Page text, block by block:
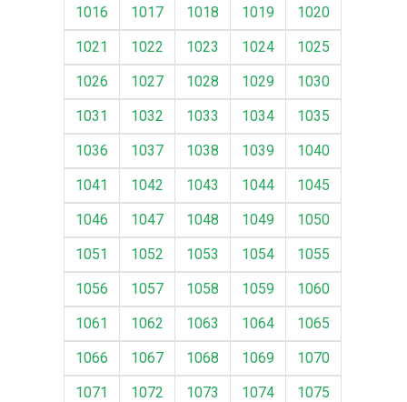
1016
1017 1018 1019
1020
1021
1022 1023 1024
1025
1026
1027 1028 1029
1030
1031
1032 1033 1034
1035
1036
1037 1038 1039
1040
1041
1042 1043 1044
1045
1046
1047 1048 1049
1050
1051
1052 1053 1054
1055
1056
1057 1058 1059
1060
1061
1062 1063 1064
1065
1066
1067 1068 1069
1070
1071
1072 1073 1074
1075